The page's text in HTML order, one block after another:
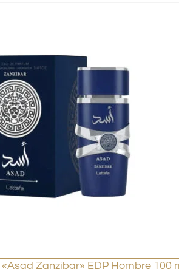
«Asad Zanzibar» EDP Hombre 100